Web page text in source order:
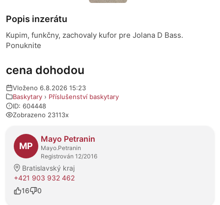
cena dohodou
Vloženo 6.8.2026 15:23
Baskytary › Příslušenství baskytary
ID: 604448
Zobrazeno 23113x
O prodejci
MP
Mayo Petranin
Mayo.Petranin
Registrován 12/2016
Bratislavský kraj
+421 903 932 462
16
0
Popis inzerátu
Kupim, funkčny, zachovaly kufor pre Jolana D Bass.
Ponuknite